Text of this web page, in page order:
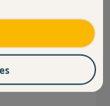
je l’ai vendue.